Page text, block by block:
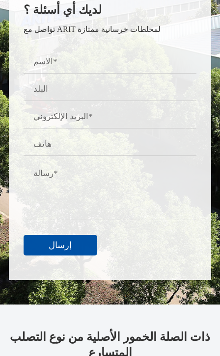
لديك أي أسئلة ؟
تواصل مع ARIT لمخلطات خرسانية ممتازة
إرسال
ذات الصلة الخمور الأصلية من نوع التصلب
المتسارع